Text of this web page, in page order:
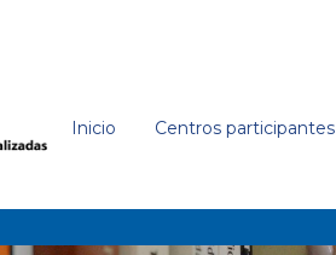
Inicio Centros participantes